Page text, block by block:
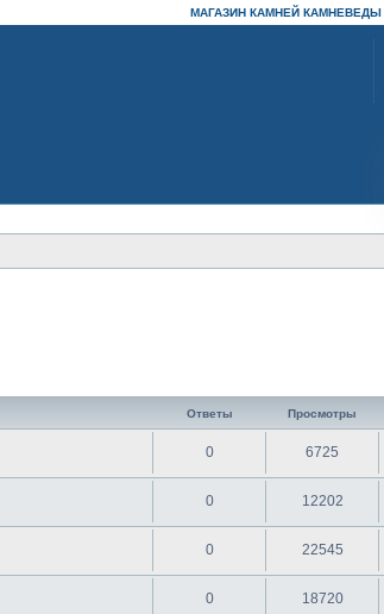
МАГАЗИН КАМНЕЙ КАМНЕВЕДЫ
Ответы Просмотры
0 6725
0 12202
0 22545
0 18720